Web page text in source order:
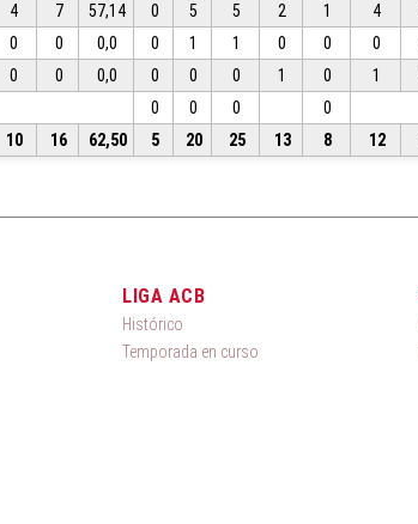
4 7 57,14 0 5 5 2 1 4
0 0 0,0 0 1 1 0 0 0
0 0 0,0 0 0 0 1 0 1
0 0 0 0
10 16 62,50 5 20 25 13 8 12
LIGA ACB
Histórico
Temporada en curso